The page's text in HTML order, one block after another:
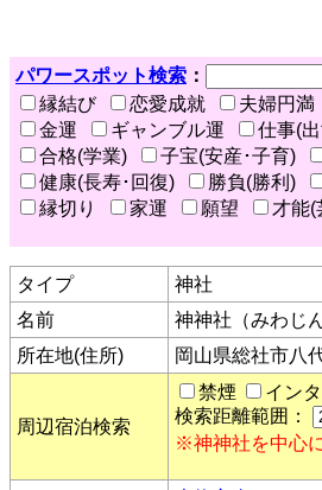
パワースポット検索 ：
縁結び
恋愛成就 夫婦円満
金運
ギャンブル運 仕事(
合格(学業)
子宝(安産･子育)
健康(長寿･回復)
勝負(勝利)
縁切り
家運 願望 才能(
タイプ
神社
名前
神神社（みわじ
所在地(住所)
岡山県総社市八
周辺宿泊検索
禁煙 イン
検索距離範囲：
※神神社を中心